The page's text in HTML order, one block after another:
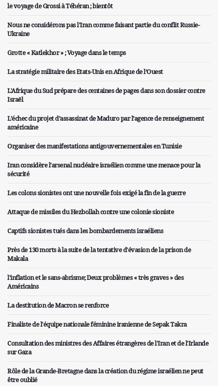
le voyage de Grossi à Téhéran ; bientôt
Nous ne considérons pas l'Iran comme faisant partie du conflit Russie-
Ukraine
Grotte « Katlekhor » ; Voyage dans le temps
La stratégie militaire des Etats-Unis en Afrique de l’Ouest
L'Afrique du Sud prépare des centaines de pages dans son dossier contre
Israël
L’échec du projet d’assassinat de Maduro par l’agence de renseignement
américaine
Organiser des manifestations antigouvernementales en Tunisie
Iran considère l'arsenal nucléaire israélien comme une menace pour la
sécurité
Les colons sionistes ont une nouvelle fois exigé la fin de la guerre
Attaque de missiles du Hezbollah contre une colonie sioniste
Captifs sionistes tués dans les bombardements israéliens
Près de 130 morts à la suite de la tentative d'évasion de la prison de
Makala
l'inflation et le sans-abrisme; Deux problèmes « très graves » des
Américains
La destitution de Macron se renforce
Finaliste de l'équipe nationale féminine iranienne de Sepak Takra
Consultation des ministres des Affaires étrangères de l'Iran et de l'Irlande
sur Gaza
Rôle de la Grande-Bretagne dans la création du régime israélien ne peut
être oublié